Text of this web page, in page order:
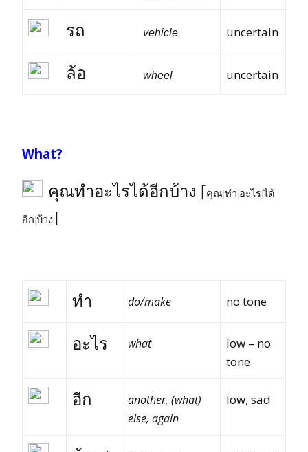
รถ vehicle uncertain
ล้อ wheel uncertain
What?
คุณทำอะไรได้อีกบ้าง [คุณ|ทำ|อะไร|ได้|
อีก|บ้าง]
ทำ do/make no tone
อะไร what
low – no
tone
อีก
another, (what)
else, again
low, sad